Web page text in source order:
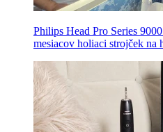
Philips Head Pro Series
mesiacov holiaci strojček na